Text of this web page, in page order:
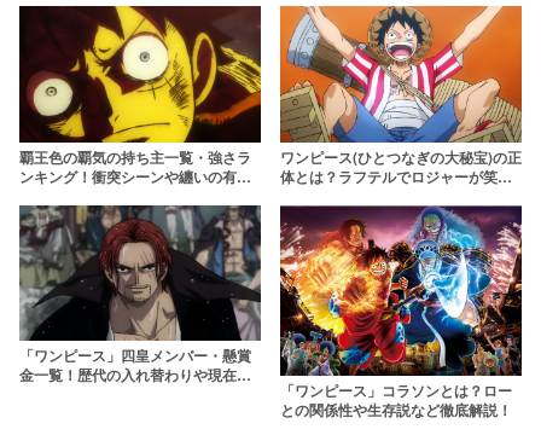
覇王色の覇気の持ち主一覧・強さラ
ンキング！衝突シーンや纏いの有無
ワンピース(ひとつなぎの大秘宝)の正
体とは？ラフテルでロジャーが笑っ
「ワンピース」四皇メンバー・懸賞
金一覧！歴代の入れ替わりや現在の
「ワンピース」コラソンとは？ロー
との関係性や生存説など徹底解説！